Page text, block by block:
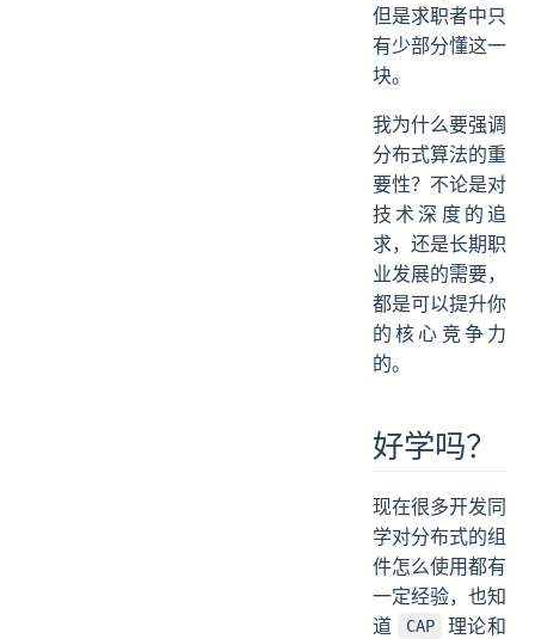
但是求职者中只
有少部分懂这一
块。
我为什么要强调
分布式算法的重
要性？不论是对
技术深度的追
求，还是长期职
业发展的需要，
都是可以提升你
的核心竞争力
的。
好学吗？
现在很多开发同
学对分布式的组
件怎么使用都有
一定经验，也知
道
CAP 理论和